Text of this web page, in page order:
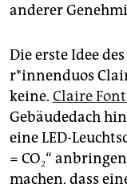
anderer
Die erste Idee
r*in­nen­du­os
keine. Claire
Gebäudedach
eine LED-
= CO₂“
machen, dass